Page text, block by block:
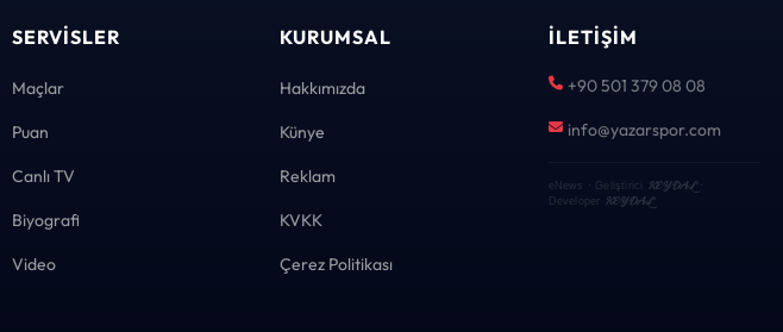
SERVISLER
Maçlar
Puan
Canlı TV
Biyografi
Video
KURUMSAL
Hakkımızda
Künye
Reklam
KVKK
Çerez Politikası
İLETIŞIM
+90 501 379 08 08
info@yazarspor.com
eNews · Geliştirici KEYDAL·
Developer KEYDAL